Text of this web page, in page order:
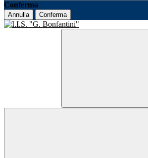
Conferma
Annulla Conferma